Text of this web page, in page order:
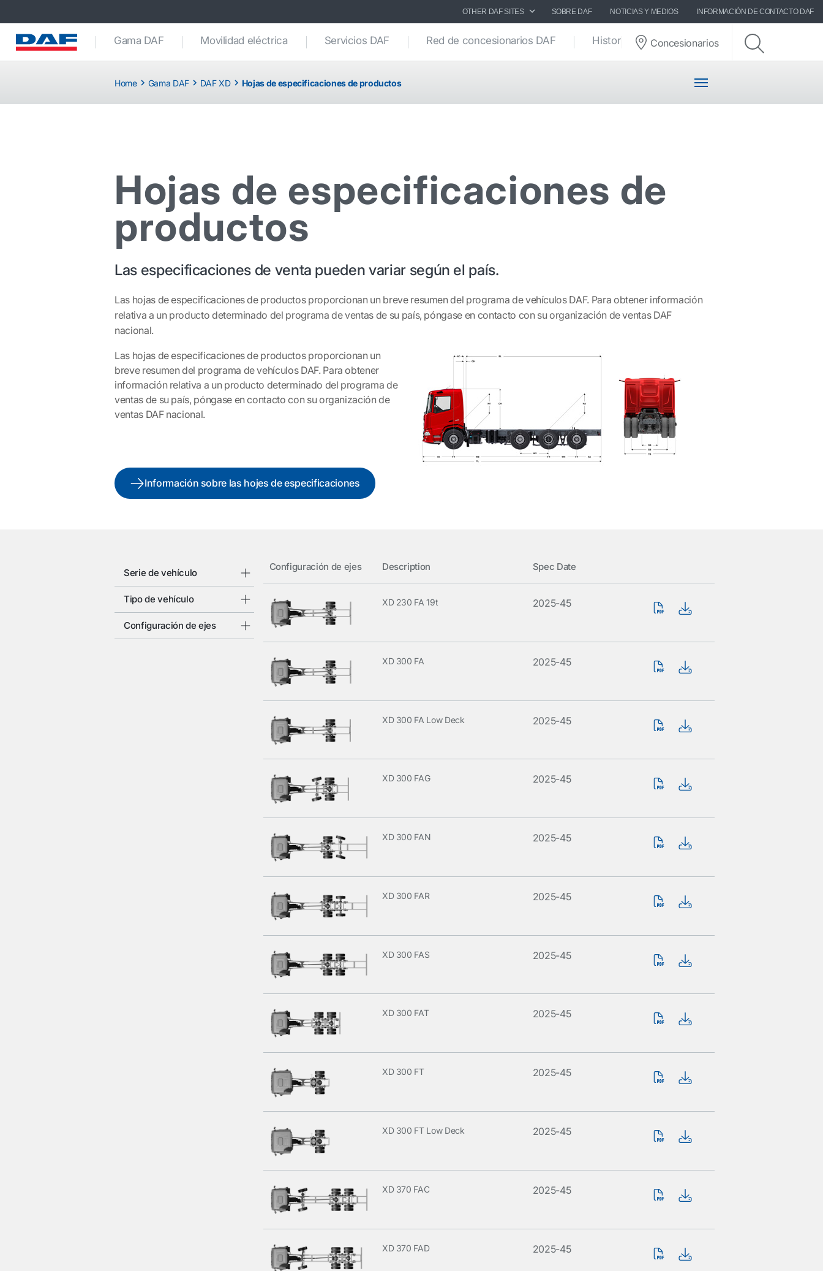
OTHER DAF SITES SOBRE DAF NOTICIAS Y MEDIOS INFORMACIÓN DE CONTACTO DAF
Gama DAF Movilidad eléctrica Servicios DAF Red de concesionarios DAF Historias DAFConcesionarios
Home Gama DAF DAF XD Hojas de especificaciones de productos
Hojas de especificaciones de
productos
Las especificaciones de venta pueden variar según el país.
Las hojas de especificaciones de productos proporcionan un breve resumen del programa de vehículos DAF. Para obtener información
relativa a un producto determinado del programa de ventas de su país, póngase en contacto con su organización de ventas DAF
nacional.
Las hojas de especificaciones de productos proporcionan un
breve resumen del programa de vehículos DAF. Para obtener
información relativa a un producto determinado del programa de
ventas de su país, póngase en contacto con su organización de
ventas DAF nacional.
Información sobre las hojes de especificaciones
Serie de vehículo
Tipo de vehículo
Configuración de ejes
Configuración de ejes Description Spec Date
XD 230 FA 19t 2025-45
XD 300 FA 2025-45
XD 300 FA Low Deck 2025-45
XD 300 FAG 2025-45
XD 300 FAN 2025-45
XD 300 FAR 2025-45
XD 300 FAS 2025-45
XD 300 FAT 2025-45
XD 300 FT 2025-45
XD 300 FT Low Deck 2025-45
XD 370 FAC 2025-45
XD 370 FAD 2025-45